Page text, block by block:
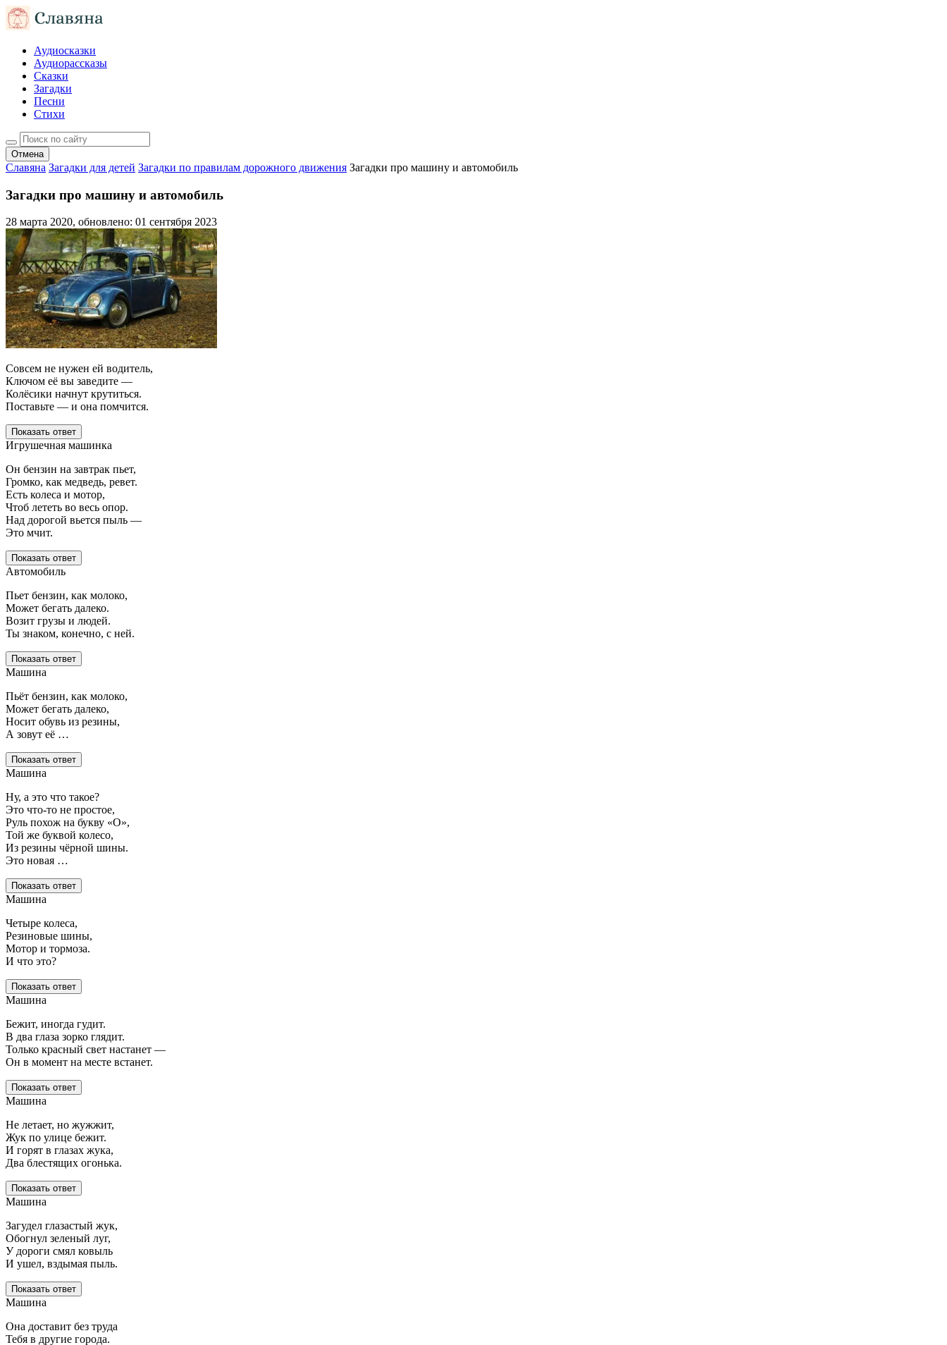
Аудиосказки
Аудиорассказы
Сказки
Загадки
Песни
Стихи
Отмена
Славяна Загадки для детей Загадки по правилам дорожного движения Загадки про машину и автомобиль
Загадки про машину и автомобиль
28 марта 2020, обновлено: 01 сентября 2023
Совсем не нужен ей водитель,
Ключом её вы заведите —
Колёсики начнут крутиться.
Поставьте — и она помчится.
Показать ответ
Игрушечная машинка
Он бензин на завтрак пьет,
Громко, как медведь, ревет.
Есть колеса и мотор,
Чтоб лететь во весь опор.
Над дорогой вьется пыль —
Это мчит.
Показать ответ
Автомобиль
Пьет бензин, как молоко,
Может бегать далеко.
Возит грузы и людей.
Ты знаком, конечно, с ней.
Показать ответ
Машина
Пьёт бензин, как молоко,
Может бегать далеко,
Носит обувь из резины,
А зовут её …
Показать ответ
Машина
Ну, а это что такое?
Это что-то не простое,
Руль похож на букву «О»,
Той же буквой колесо,
Из резины чёрной шины.
Это новая …
Показать ответ
Машина
Четыре колеса,
Резиновые шины,
Мотор и тормоза.
И что это?
Показать ответ
Машина
Бежит, иногда гудит.
В два глаза зорко глядит.
Только красный свет настанет —
Он в момент на месте встанет.
Показать ответ
Машина
Не летает, но жужжит,
Жук по улице бежит.
И горят в глазах жука,
Два блестящих огонька.
Показать ответ
Машина
Загудел глазастый жук,
Обогнул зеленый луг,
У дороги смял ковыль
И ушел, вздымая пыль.
Показать ответ
Машина
Она доставит без труда
Тебя в другие города.